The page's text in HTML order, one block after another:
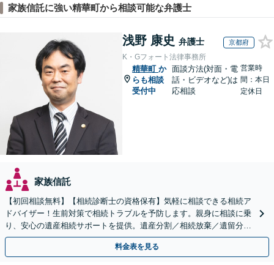
家族信託に強い精華町から相談可能な弁護士
浅野 康史 弁護士 京都府
K・Gフォート法律事務所
精華町 か
らも相談
受付中
面談方法(対面・電
話・ビデオなど)は
応相談
営業時
間：本日
定休日
家族信託
【初回相談無料】【相続診断士の資格保有】気軽に相談できる相続ア
ドバイザー！生前対策で相続トラブルを予防します。親身に相談に乗
り、安心の遺産相続サポートを提供。遺産分割／相続放棄／遺留分も
お任せ！【出張サポート】【完全個室】【丸太町駅6分】
料金表を見る